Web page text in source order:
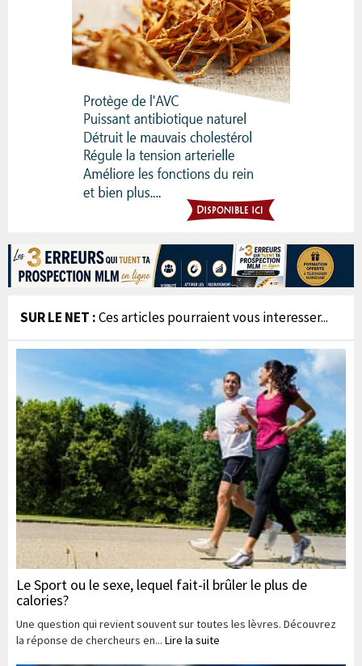
SUR LE NET :Ces articles pourraient vous interesser...
Le Sport ou le sexe, lequel fait-il brûler le plus de
calories?
Une question qui revient souvent sur toutes les lèvres. Découvrez
la réponse de chercheurs en... Lire la suite